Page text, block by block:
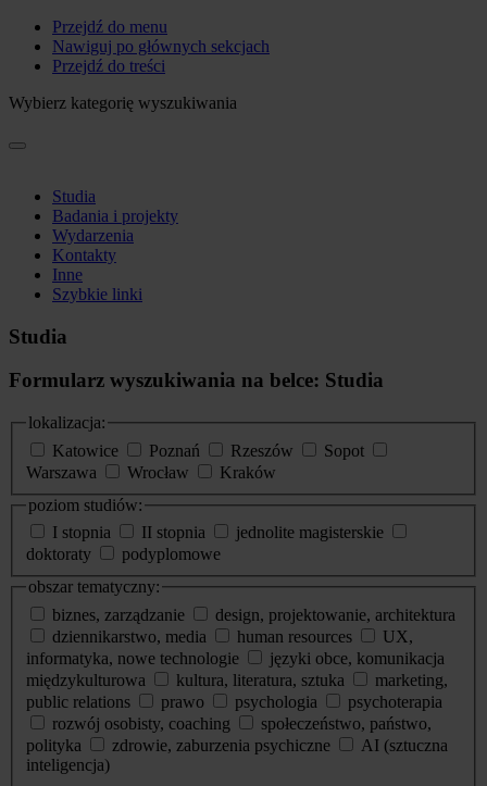
Przejdź do menu
Nawiguj po głównych sekcjach
Przejdź do treści
Wybierz kategorię wyszukiwania
Studia
Badania i projekty
Wydarzenia
Kontakty
Inne
Szybkie linki
Studia
Formularz wyszukiwania na belce: Studia
lokalizacja:
Katowice
Poznań Rzeszów
Sopot
Warszawa
Wrocław
Kraków
poziom studiów:
I stopnia
II stopnia
jednolite magisterskie
doktoraty
podyplomowe
obszar tematyczny:
biznes, zarządzanie
design, projektowanie, architektura
dziennikarstwo, media
human resources
UX,
informatyka, nowe technologie
języki obce, komunikacja
międzykulturowa
kultura, literatura, sztuka
marketing,
public relations
prawo psychologia
psychoterapia
rozwój osobisty, coaching
społeczeństwo, państwo,
polityka
zdrowie, zaburzenia psychiczne
AI (sztuczna
inteligencja)